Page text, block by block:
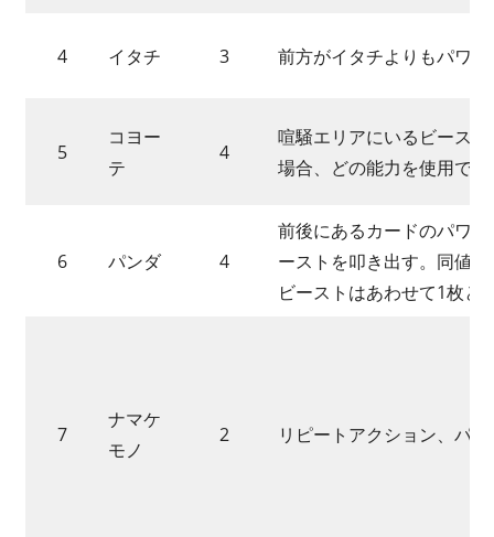
4 イタチ 3 前方がイタチよりもパワ
5
コヨー
テ
4
喧騒エリアにいるビース
場合、どの能力を使用で
6 パンダ 4
前後にあるカードのパワ
ーストを叩き出す。同値
ビーストはあわせて1枚と
7
ナマケ
モノ
2 リピートアクション、パ